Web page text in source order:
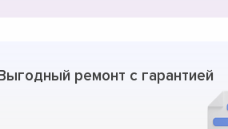
ремонт с гарантией